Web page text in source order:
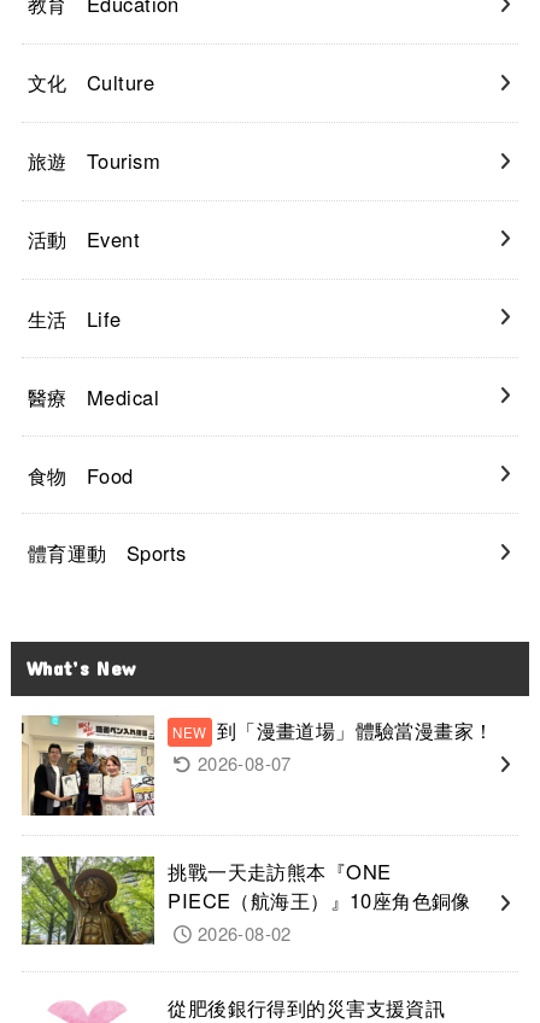
文化 Culture
旅遊 Tourism
活動 Event
生活 Life
醫療 Medical
食物 Food
體育運動 Sports
What’s New
到「漫畫道場」體驗當漫畫家！
2026-08-07
挑戰一天走訪熊本『ONE
PIECE（航海王）』10座角色銅像
2026-08-02
從肥後銀行得到的災害支援資訊